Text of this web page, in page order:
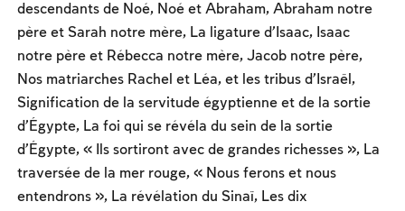
Roch hachana
Yom Kipour
La fête de Soukot
Les jeûnes liés à la destruction du Temple
Hanouca
Pourim
descendants de Noé, Noé et Abraham, Abraham notre
père et Sarah notre mère, La ligature d’Isaac, Isaac
notre père et Rébecca notre mère, Jacob notre père,
Nos matriarches Rachel et Léa, et les tribus d’Israël,
Signification de la servitude égyptienne et de la sortie
d’Égypte, La foi qui se révéla du sein de la sortie
d’Égypte, « Ils sortiront avec de grandes richesses », La
traversée de la mer rouge, « Nous ferons et nous
entendrons », La révélation du Sinaï, Les dix